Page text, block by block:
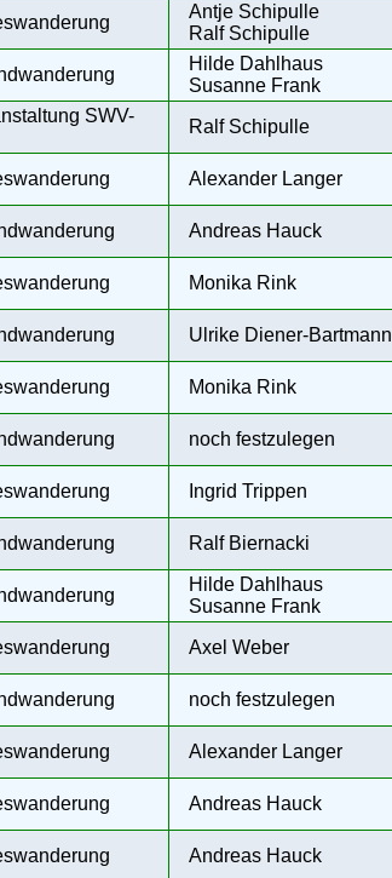
Antje Schipulle
Ralf Schipulle
Hilde Dahlhaus
Susanne Frank
SWV-
Ralf Schipulle
Alexander Langer
Andreas Hauck
Monika Rink
Ulrike Diener-Bartmann
Monika Rink
noch festzulegen
Ingrid Trippen
Ralf Biernacki
Hilde Dahlhaus
Susanne Frank
Axel Weber
noch festzulegen
Alexander Langer
Andreas Hauck
Andreas Hauck